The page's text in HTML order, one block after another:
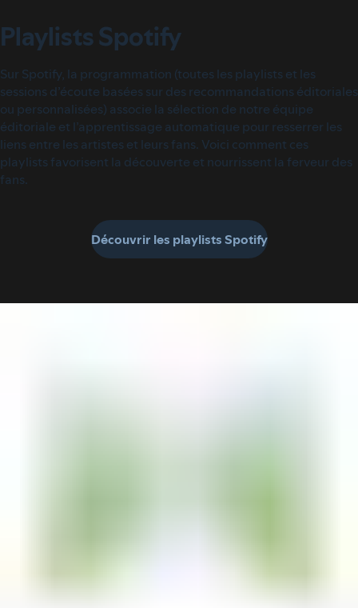
Playlists Spotify
Sur Spotify, la programmation (toutes les playlists et les
sessions d’écoute basées sur des recommandations éditoriales
ou personnalisées) associe la sélection de notre équipe
éditoriale et l’apprentissage automatique pour resserrer les
liens entre les artistes et leurs fans. Voici comment ces
playlists favorisent la découverte et nourrissent la ferveur des
fans.
Découvrir les playlists Spotify